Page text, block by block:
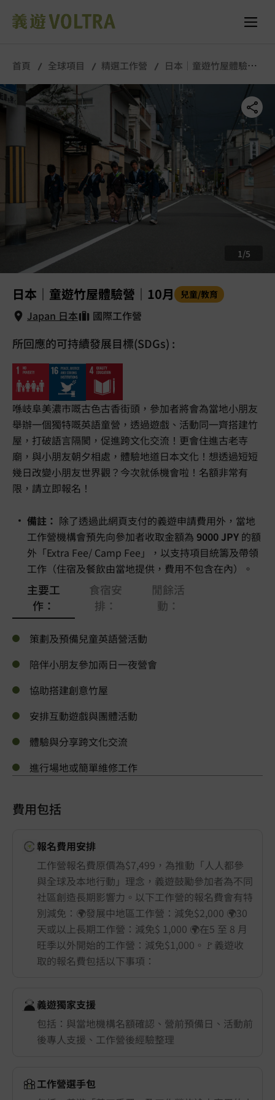
首頁 全球項目 精選工作營
日本｜童遊竹屋體驗營
日本｜童遊竹屋體驗營｜10月 兒童/教育
Japan 日本 國際工作營
1 /5
所回應的可持續發展目標(SDGs) :
喺岐阜美濃市嘅古色古香街頭，參加者將會為當地小朋友
舉辦一個獨特嘅英語童營，透過遊戲、活動同一齊搭建竹
屋，打破語言隔閡，促進跨文化交流！更會住進古老寺
廟，與小朋友朝夕相處，體驗地道日本文化！想透過短短
幾日改變小朋友世界觀？今次就係機會啦！名額非常有
限，請立即報名！
備註： 除了透過此網頁支付的義遊申請費用外，當地
工作營機構會預先向參加者收取金額為 9000 JPY 的額
外「Extra Fee/ Camp Fee」，以支持項目統籌及帶領
工作（住宿及餐飲由當地提供，費用不包含在內）。
主要工
作：
食宿安
排：
閒餘活
動：
策劃及預備兒童英語營活動
陪伴小朋友參加兩日一夜營會
協助搭建創意竹屋
安排互動遊戲與團體活動
體驗與分享跨文化交流
進行場地或簡單維修工作
費用包括
報名費用安排
工作營報名費原價為$7,499，為推動「人人都參
與全球及本地行動」理念，義遊鼓勵參加者為不同
社區創造長期影響力。以下工作營的報名費會有特
別減免：🌍發展中地區工作營：減免$2,000 🌍30
天或以上長期工作營：減免$ 1,000 🌍在5 至 8 月
旺季以外開始的工作營：減免$1,000。🚩義遊收
取的報名費包括以下事項：
義遊獨家支援
包括：與當地機構名額確認、營前預備日、活動前
後專人支援、工作營後經驗整理
工作營選手包
舉行城市/地點 (只供參考)
Japan 日本